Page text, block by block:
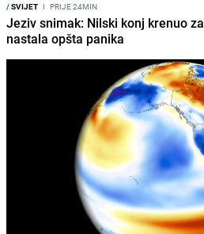
/SVIJET I PRIJE 24MIN
Jeziv snimak: Nilski konj krenuo
nastala opšta panika